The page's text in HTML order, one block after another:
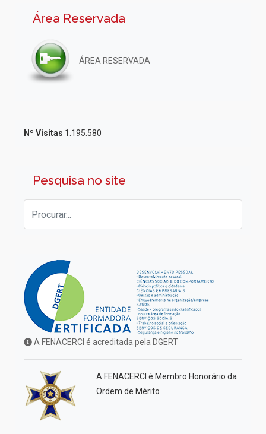
Área Reservada
ÁREA RESERVADA
Nº Visitas 1.195.580
Pesquisa no site
A FENACERCI é acreditada pela DGERT
A FENACERCI é Membro Honorário da
Ordem de Mérito